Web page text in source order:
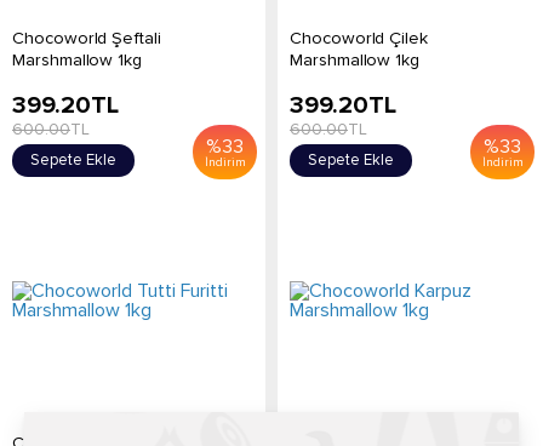
Chocoworld Şeftali
Marshmallow 1kg
%33
İndirim
399.20TL
600.00TL
Sepete Ekle
Chocoworld Çilek
Marshmallow 1kg
%33
İndirim
399.20TL
600.00TL
Sepete Ekle